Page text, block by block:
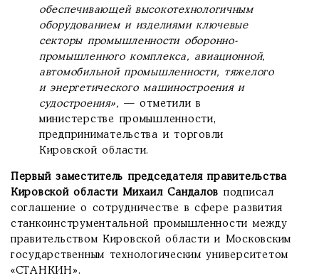
обеспечивающей высокотехнологичным
оборудованием и изделиями ключевые
секторы промышленности оборонно-
промышленного комплекса, авиационной,
автомобильной промышленности, тяжелого
и энергетического машиностроения и
судостроения»,— отметили в
министерстве промышленности,
предпринимательства и торговли
Кировской области.
Первый заместитель председателя правительства
Кировской области Михаил Сандалов подписал
соглашение о сотрудничестве в сфере развития
станкоинструментальной промышленности между
правительством Кировской области и Московским
государственным технологическим университетом
«СТАНКИН».